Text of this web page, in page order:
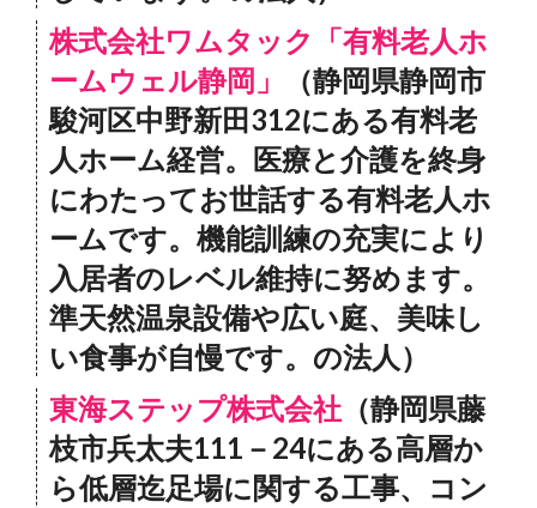
株式会社ワムタック「有料老人ホ
ームウェル静岡」
（静岡県静岡市
駿河区中野新田312にある有料老
人ホーム経営。医療と介護を終身
にわたってお世話する有料老人ホ
ームです。機能訓練の充実により
入居者のレベル維持に努めます。
準天然温泉設備や広い庭、美味し
い食事が自慢です。の法人）
東海ステップ株式会社 （静岡県藤
枝市兵太夫111－24にある高層か
ら低層迄足場に関する工事、コン